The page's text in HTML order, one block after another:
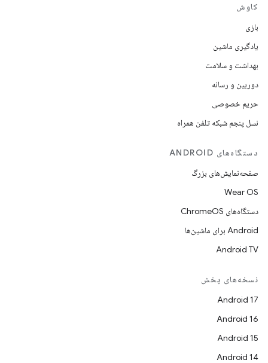
کاوش
بازی
یادگیری ماشین
بهداشت و سلامت
دوربین و رسانه
حریم خصوصی
نسل پنجم شبکه تلفن همراه
دستگاه‌های ANDROID
صفحه‌نمایش‌های بزرگ
Wear OS
دستگاه‌های ChromeOS
Android برای ماشین‌ها
Android TV
نسخه‌های پخش
Android 17
Android 16
Android 15
Android 14